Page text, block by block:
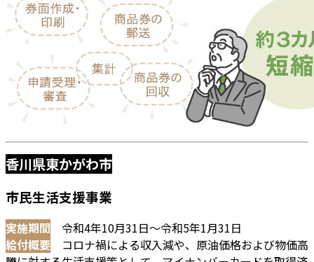
香川県東かがわ市
市民生活支援事業
実施期間 令和4年10月31日～令和5年1月31日
給付概要 コロナ禍による収入減や、原油価格および物価高